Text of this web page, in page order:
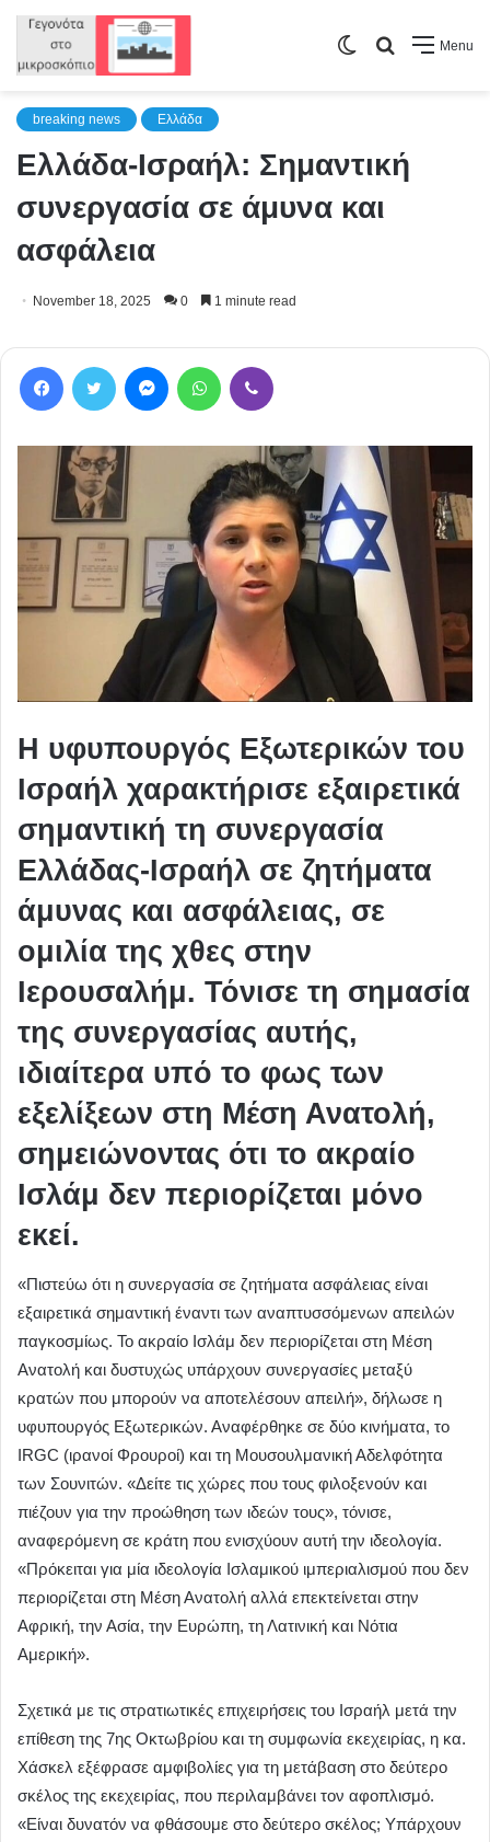
Menu
Search
Switch
breaking news Ελλάδα
Ελλάδα-Ισραήλ: Σημαντική
συνεργασία σε άμυνα και
ασφάλεια
November 18, 2025 0 1 minute read
Η υφυπουργός Εξωτερικών του
Ισραήλ χαρακτήρισε εξαιρετικά
σημαντική τη συνεργασία
Ελλάδας-Ισραήλ σε ζητήματα
άμυνας και ασφάλειας, σε
ομιλία της χθες στην
Ιερουσαλήμ. Τόνισε τη σημασία
της συνεργασίας αυτής,
ιδιαίτερα υπό το φως των
εξελίξεων στη Μέση Ανατολή,
σημειώνοντας ότι το ακραίο
Ισλάμ δεν περιορίζεται μόνο
εκεί.
«Πιστεύω ότι η συνεργασία σε ζητήματα ασφάλειας είναι
εξαιρετικά σημαντική έναντι των αναπτυσσόμενων απειλών
παγκοσμίως. Το ακραίο Ισλάμ δεν περιορίζεται στη Μέση
Ανατολή και δυστυχώς υπάρχουν συνεργασίες μεταξύ
κρατών που μπορούν να αποτελέσουν απειλή», δήλωσε η
υφυπουργός Εξωτερικών. Αναφέρθηκε σε δύο κινήματα, το
IRGC (ιρανοί Φρουροί) και τη Μουσουλμανική Αδελφότητα
των Σουνιτών. «Δείτε τις χώρες που τους φιλοξενούν και
πιέζουν για την προώθηση των ιδεών τους», τόνισε,
αναφερόμενη σε κράτη που ενισχύουν αυτή την ιδεολογία.
«Πρόκειται για μία ιδεολογία Ισλαμικού ιμπεριαλισμού που δεν
περιορίζεται στη Μέση Ανατολή αλλά επεκτείνεται στην
Αφρική, την Ασία, την Ευρώπη, τη Λατινική και Νότια
Αμερική».
Σχετικά με τις στρατιωτικές επιχειρήσεις του Ισραήλ μετά την
επίθεση της 7ης Οκτωβρίου και τη συμφωνία εκεχειρίας, η κα.
Χάσκελ εξέφρασε αμφιβολίες για τη μετάβαση στο δεύτερο
σκέλος της εκεχειρίας, που περιλαμβάνει τον αφοπλισμό.
«Είναι δυνατόν να φθάσουμε στο δεύτερο σκέλος; Υπάρχουν